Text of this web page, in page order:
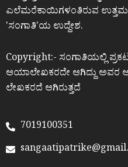
ಎಲೆಮರೆಕಾಯಿಗಳಂತಿರುವ ಉತ್ತಮ
ʼಸಂಗಾತಿʼಯ ಉದ್ದೇಶ.
Copyright:- ಸಂಗಾತಿಯಲ್ಲಿ
ಆಯಾಲೇಖಕರದೇ ಆಗಿದ್ದು ಅವರ
ಲೇಖಕರದೆ ಆಗಿರುತ್ತದೆ
7019100351